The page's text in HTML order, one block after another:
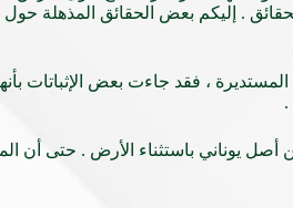
. إليكم بعض الحقائق المذهلة حول
، فقد جاءت بعض الإثباتات
.